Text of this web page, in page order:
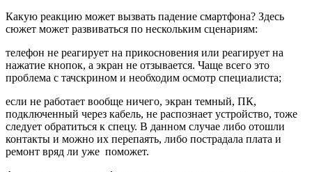
Какую реакцию может вызвать падение смартфона? Здесь
сюжет может развиваться по нескольким сценариям:
телефон не реагирует на прикосновения или реагирует на
нажатие кнопок, а экран не отзывается. Чаще всего это
проблема с тачскрином и необходим осмотр специалиста;
если не работает вообще ничего, экран темный, ПК,
подключенный через кабель, не распознает устройство, тоже
следует обратиться к спецу. В данном случае либо отошли
контакты и можно их перепаять, либо пострадала плата и
ремонт вряд ли уже поможет.